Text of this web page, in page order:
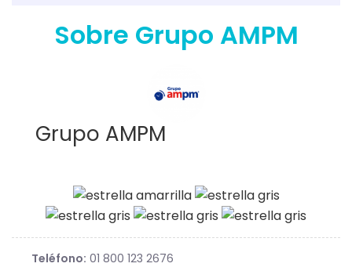
Sobre Grupo AMPM
Grupo AMPM
Teléfono: 01 800 123 2676